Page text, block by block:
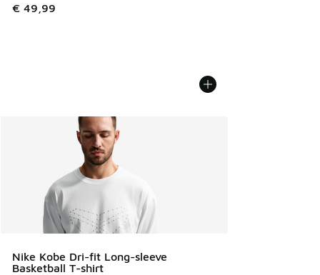
€ 49,99
Nike Kobe Dri-fit Long-sleeve
Basketball T-shirt